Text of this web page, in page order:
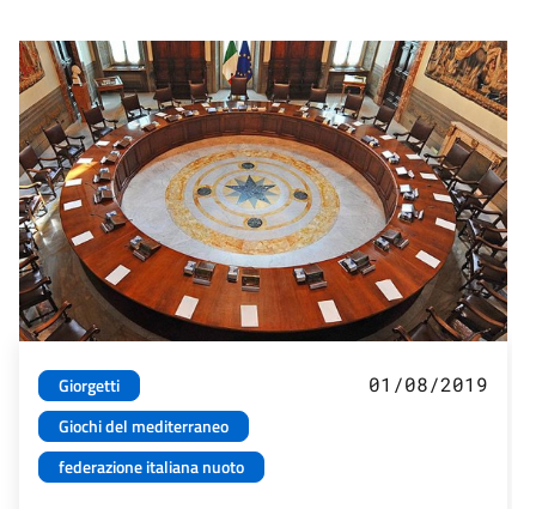
Giorgetti
Giochi del mediterraneo
federazione italiana nuoto
01/08/2019